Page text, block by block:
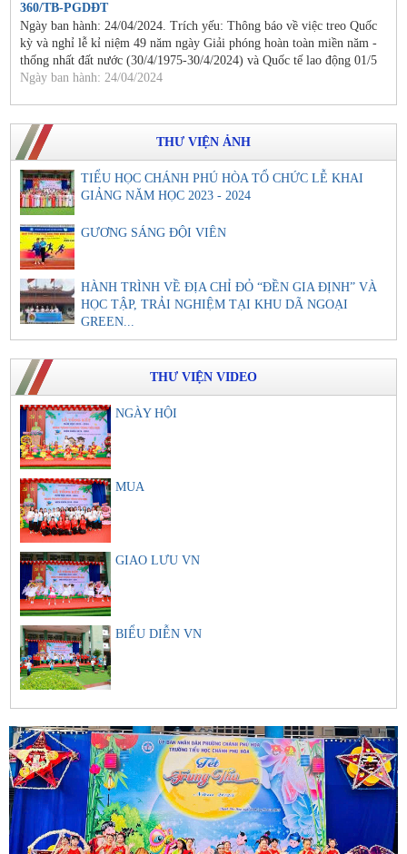
360/TB-PGDĐT
Ngày ban hành: 24/04/2024. Trích yếu: Thông báo về việc treo Quốc
kỳ và nghỉ lễ kỉ niệm 49 năm ngày Giải phóng hoàn toàn miền năm -
thống nhất đất nước (30/4/1975-30/4/2024) và Quốc tế lao động 01/5
Ngày ban hành: 24/04/2024
THƯ VIỆN ẢNH
TIỂU HỌC CHÁNH PHÚ HÒA TỔ CHỨC LỄ KHAI
GIẢNG NĂM HỌC 2023 - 2024
GƯƠNG SÁNG ĐỘI VIÊN
HÀNH TRÌNH VỀ ĐỊA CHỈ ĐỎ “ĐỀN GIA ĐỊNH” VÀ
HỌC TẬP, TRẢI NGHIỆM TẠI KHU DÃ NGOẠI
GREEN...
THƯ VIỆN VIDEO
NGÀY HỘI
MUA
GIAO LƯU VN
BIỂU DIỄN VN